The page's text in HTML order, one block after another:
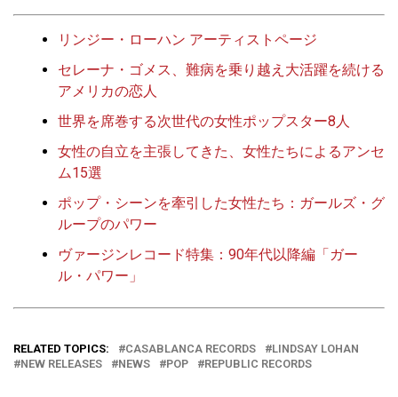
リンジー・ローハン アーティストページ
セレーナ・ゴメス、難病を乗り越え大活躍を続ける
アメリカの恋人
世界を席巻する次世代の女性ポップスター8人
女性の自立を主張してきた、女性たちによるアンセ
ム15選
ポップ・シーンを牽引した女性たち：ガールズ・グ
ループのパワー
ヴァージンレコード特集：90年代以降編「ガー
ル・パワー」
RELATED TOPICS: CASABLANCA RECORDS
LINDSAY LOHAN
NEW RELEASES
NEWS POP REPUBLIC RECORDS